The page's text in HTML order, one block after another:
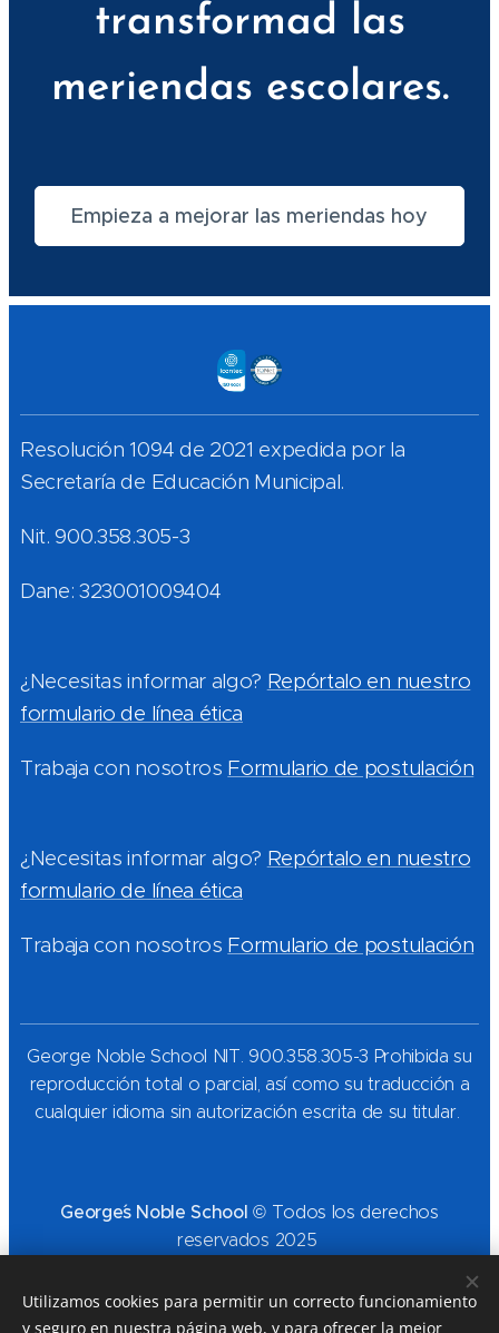
transformad las
meriendas escolares.
Empieza a mejorar las meriendas hoy
Resolución 1094 de 2021 expedida por la
Secretaría de Educación Municipal.
Nit. 900.358.305-3
Dane: 323001009404
¿Necesitas informar algo? Repórtalo en nuestro
formulario de línea ética
Trabaja con nosotros Formulario de postulación
¿Necesitas informar algo? Repórtalo en nuestro
formulario de línea ética
Trabaja con nosotros Formulario de postulación
George Noble School NIT. 900.358.305-3 Prohibida su
reproducción total o parcial, así como su traducción a
cualquier idioma sin autorización escrita de su titular.
George´s Noble School© Todos los derechos
reservados 2025
Utilizamos cookies para permitir un correcto funcionamiento
y seguro en nuestra página web, y para ofrecer la mejor